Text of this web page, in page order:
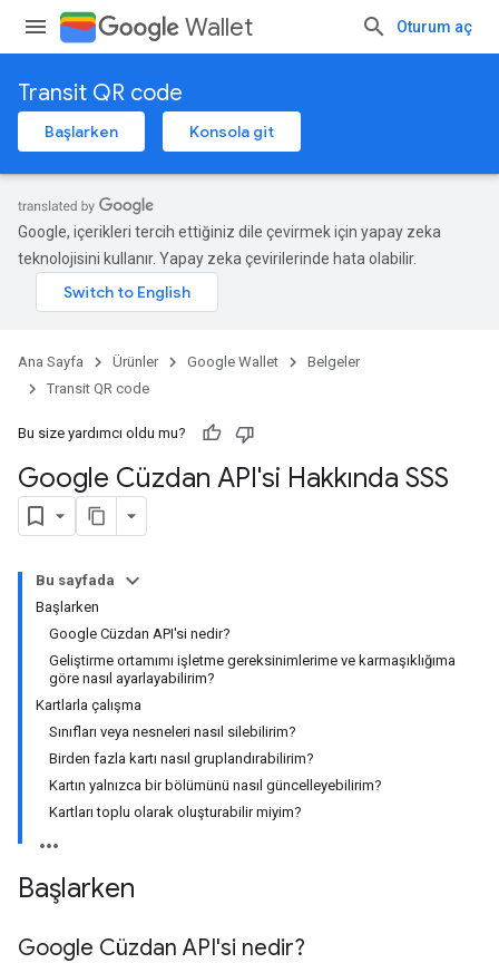
Wallet Oturum aç
Transit QR code
Başlarken Konsola git
Google, içerikleri tercih ettiğiniz dile çevirmek için yapay zeka
teknolojisini kullanır. Yapay zeka çevirilerinde hata olabilir.
Ana Sayfa Ürünler Google Wallet
Belgeler
Transit QR code
Bu size yardımcı oldu mu?
Google Cüzdan API'si Hakkında SSS
Bu sayfada
Başlarken
Google Cüzdan API'si nedir?
Geliştirme ortamımı işletme gereksinimlerime ve karmaşıklığıma
göre nasıl ayarlayabilirim?
Kartlarla çalışma
Sınıfları veya nesneleri nasıl silebilirim?
Birden fazla kartı nasıl gruplandırabilirim?
Kartın yalnızca bir bölümünü nasıl güncelleyebilirim?
Kartları toplu olarak oluşturabilir miyim?
Başlarken
Google Cüzdan API'si nedir?